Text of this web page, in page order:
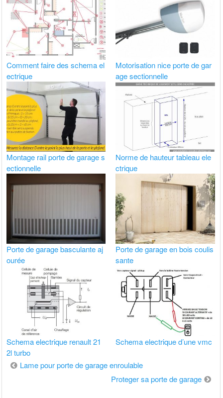
Comment faire des schema el
ectrique
Motorisation nice porte de gar
age sectionnelle
Montage rail porte de garage s
ectionnelle
Norme de hauteur tableau ele
ctrique
Porte de garage basculante aj
ourée
Porte de garage en bois coulis
sante
Schema electrique renault 21
2l turbo
Schema electrique d’une vmc
Navigation
Lame pour porte de garage enroulable
Proteger sa porte de garage